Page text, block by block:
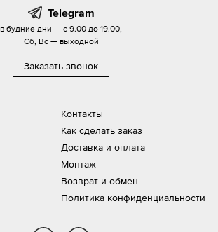
Контакты
Как сделать заказ
Доставка и оплата
Монтаж
Возврат и обмен
Политика конфиденциальности
Telegram
в будние дни — с 9.00 до 19.00,
Сб, Вс — выходной
Заказать звонок